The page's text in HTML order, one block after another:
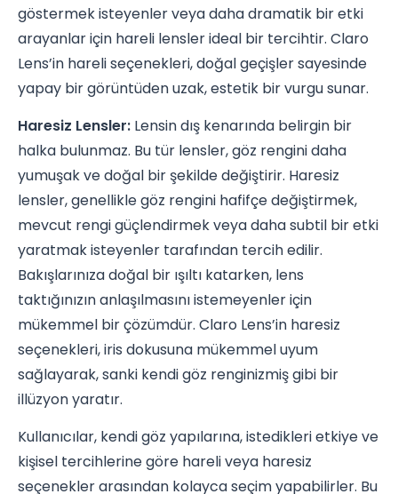
göstermek isteyenler veya daha dramatik bir etki
arayanlar için hareli lensler ideal bir tercihtir. Claro
Lens’in hareli seçenekleri, doğal geçişler sayesinde
yapay bir görüntüden uzak, estetik bir vurgu sunar.
Haresiz Lensler: Lensin dış kenarında belirgin bir
halka bulunmaz. Bu tür lensler, göz rengini daha
yumuşak ve doğal bir şekilde değiştirir. Haresiz
lensler, genellikle göz rengini hafifçe değiştirmek,
mevcut rengi güçlendirmek veya daha subtil bir etki
yaratmak isteyenler tarafından tercih edilir.
Bakışlarınıza doğal bir ışıltı katarken, lens
taktığınızın anlaşılmasını istemeyenler için
mükemmel bir çözümdür. Claro Lens’in haresiz
seçenekleri, iris dokusuna mükemmel uyum
sağlayarak, sanki kendi göz renginizmiş gibi bir
illüzyon yaratır.
Kullanıcılar, kendi göz yapılarına, istedikleri etkiye ve
kişisel tercihlerine göre hareli veya haresiz
seçenekler arasından kolayca seçim yapabilirler. Bu